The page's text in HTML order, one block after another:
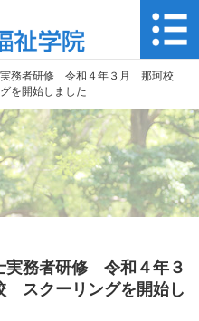
実務者研修 令和４年３月 那珂校
を開始しました
実務者研修 令和４年３
スクーリングを開始し